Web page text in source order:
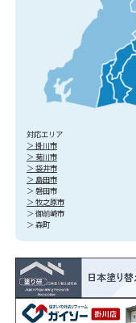
対応エリア
＞ 掛川市
＞ 菊川市
＞ 袋井市
＞ 島田市
＞ 磐田市
＞ 牧之原市
＞ 御前崎市
＞ 森町